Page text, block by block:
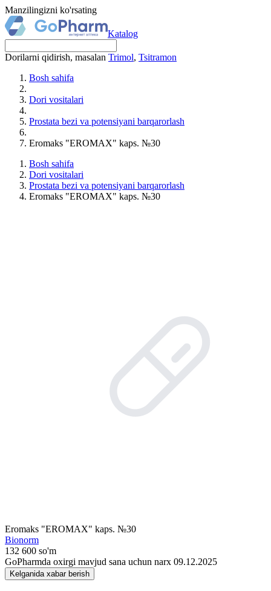
Manzilingizni ko'rsating
Katalog
Dorilarni qidirish, masalan Trimol, Tsitramon
Bosh sahifa
Dori vositalari
Prostata bezi va potensiyani barqarorlash
Eromaks "EROMAX" kaps. №30
Bosh sahifa
Dori vositalari
Prostata bezi va potensiyani barqarorlash
Eromaks "EROMAX" kaps. №30
Eromaks "EROMAX" kaps. №30
Bionorm
132 600 so'm
GoPharmda oxirgi mavjud sana uchun narx 09.12.2025
Kelganida xabar berish